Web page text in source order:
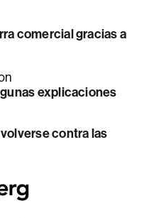
comercial gracias a
explicaciones
contra las